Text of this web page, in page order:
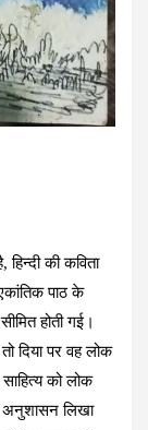
की कविता
पाठ के
होती गई।
दिया पर वह लोक
को लोक
अनुशासन लिखा